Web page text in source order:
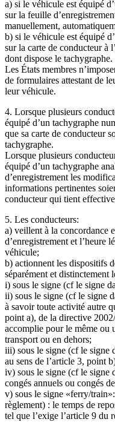
a) si le véhicule est équipé
sur la feuille
manuellement,
b) si le véhicule est équipé
sur la carte de conducteur à
dont dispose le tachygraphe.
Les États membres
de formulaires attestant de
leur véhicule.
4. Lorsque plusieurs
équipé d’un tachygraphe
que sa carte de conducteur
tachygraphe.
Lorsque plusieurs
équipé d’un tachygraphe
d’enregistrement les
informations pertinentes
conducteur qui tient
5. Les conducteurs:
a) veillent à la concordance
d’enregistrement et l’heure
véhicule;
b) actionnent les dispositifs
séparément et distinctement
i) sous le signe (cf le signe
ii) sous le signe (cf le signe
à savoir toute activité autre
point a), de la directive
accomplie pour le même ou
transport ou en dehors;
iii) sous le signe (cf le signe
au sens de l’article 3, point
iv) sous le signe (cf le signe
congés annuels ou congés
v) sous le signe «ferry/
règlement) : le temps de
tel que l’exige l’article 9 du